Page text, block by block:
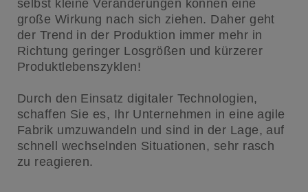
selbst kleine Veränderungen können eine
große Wirkung nach sich ziehen. Daher geht
der Trend in der Produktion immer mehr in
Richtung geringer Losgrößen und kürzerer
Produktlebenszyklen!
Durch den Einsatz digitaler Technologien,
schaffen Sie es, Ihr Unternehmen in eine agile
Fabrik umzuwandeln und sind in der Lage, auf
schnell wechselnden Situationen, sehr rasch
zu reagieren.